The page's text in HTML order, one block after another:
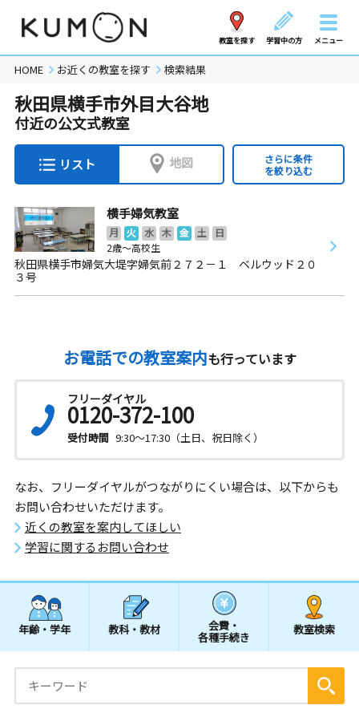
教室を探す 学習中の方 メニュー
HOME お近くの教室を探す 検索結果
秋田県横手市外目大谷地
付近の公文式教室
リスト 地図
さらに条件
を絞り込む
横手婦気教室
月 火 水 木 金 土
日
2歳～高校生
秋田県横手市婦気大堤字婦気前２７２－１ ベルウッド２０
３号
お電話での教室案内も行っています
フリーダイヤル
0120-372-100
受付時間 9:30～17:30（土日、祝日除く）
なお、フリーダイヤルがつながりにくい場合は、以下からも
お問い合わせいただけます。
近くの教室を案内してほしい
学習に関するお問い合わせ
年齢・学年 教科・教材 会費・
各種手続き
教室検索